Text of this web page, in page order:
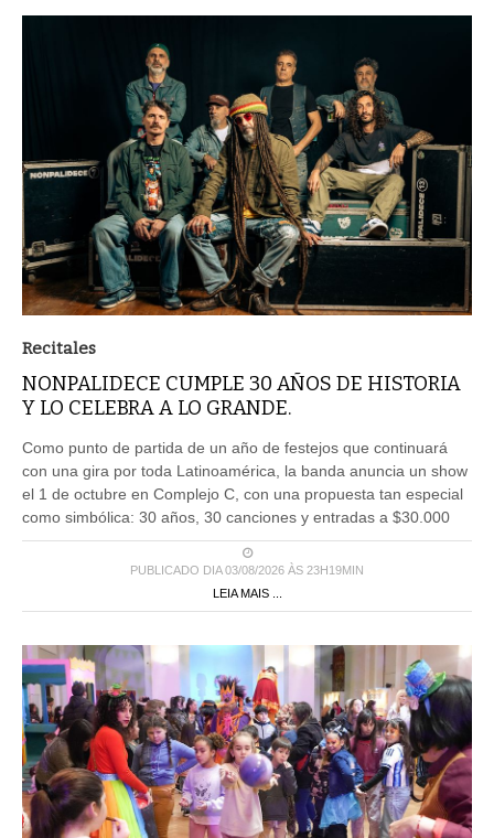
Recitales
NONPALIDECE CUMPLE 30 AÑOS DE HISTORIA
Y LO CELEBRA A LO GRANDE.
Como punto de partida de un año de festejos que continuará
con una gira por toda Latinoamérica, la banda anuncia un show
el 1 de octubre en Complejo C, con una propuesta tan especial
como simbólica: 30 años, 30 canciones y entradas a $30.000
PUBLICADO DIA 03/08/2026 ÀS 23H19MIN
LEIA MAIS ...